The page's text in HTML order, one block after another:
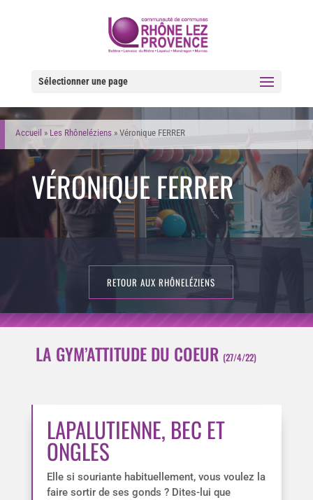
Sélectionner une page
Accueil » Les Rhôneléziens » Véronique FERRER
VÉRONIQUE FERRER
RETOUR AUX RHÔNELÉZIENS
LA GYM’ATTITUDE DU COEUR (27/4/22)
LAPALUTIENNE, BEC ET
ONGLES
Elle si souriante habituellement, vous voulez la
faire sortir de ses gonds ? Dites-lui que